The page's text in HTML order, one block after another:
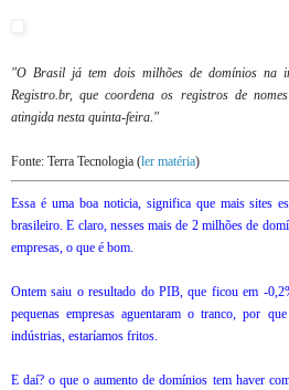
"O Brasil já tem dois milhões de domínios na
Registro.br, que coordena os registros de
atingida nesta quinta-feira."
Fonte: Terra Tecnologia (ler matéria)
Essa é uma boa noticia, significa que mais sites
brasileiro. E claro, nesses mais de 2 milhões de
empresas, o que é bom.
Ontem saiu o resultado do PIB, que ficou em -
pequenas empresas aguentaram o tranco, por
indústrias, estaríamos fritos.
E daí? o que o aumento de domínios tem haver